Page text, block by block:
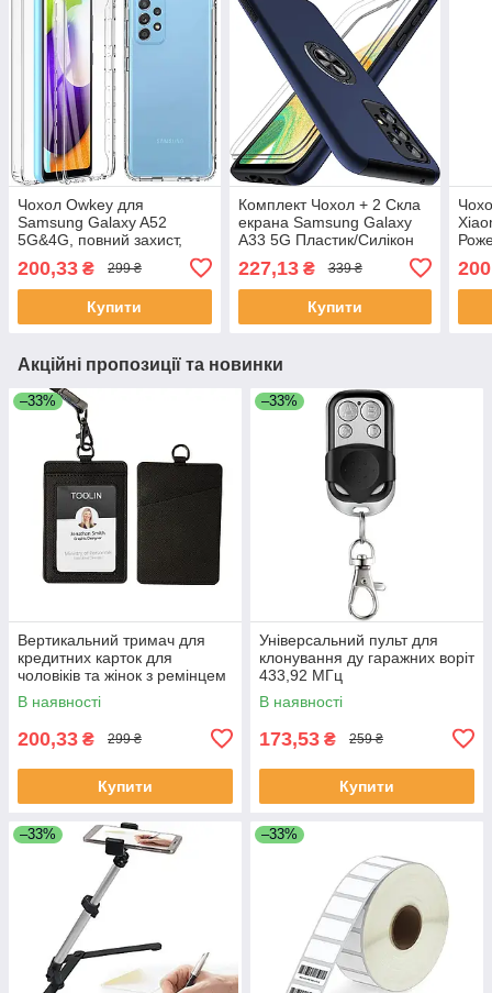
Чохол Owkey для
Samsung Galaxy A52
5G&4G, повний захист,
200,33 ₴ 299 ₴
Купити
Комплект Чохол + 2 Скла
екрана Samsung Galaxy
A33 5G Пластик/Силікон
227,13₴ 339 ₴
Купити
Акційні пропозиції та новинки
–33%
Вертикальний тримач для
кредитних карток для
чоловіків та жінок з ремінцем
на шиї (чорний)
В наявності
200,33 ₴ 299 ₴
Купити
–33%
Універсальний пульт для
клонування ду гаражних воріт
433,92 МГц
В наявності
173,53 ₴ 259 ₴
Купити
–33% –33%